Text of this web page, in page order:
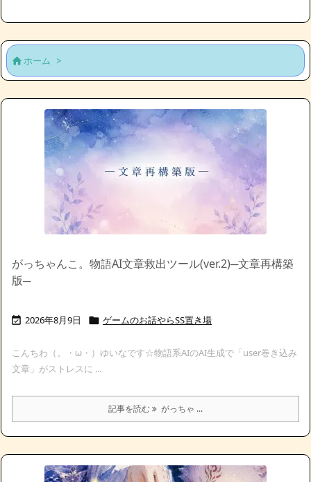
ホーム >
がっちゃんこ。物語AI文章救出ツール(ver.2)─文章再構築
版─
 2026年8月9日  ゲームのお話やらSS置き場
こんちわ（。・ω・）ゆいなです☆物語系AIのAI生成で「user巻き込み
文章」がストレスに ...
記事を読む がっちゃ ...